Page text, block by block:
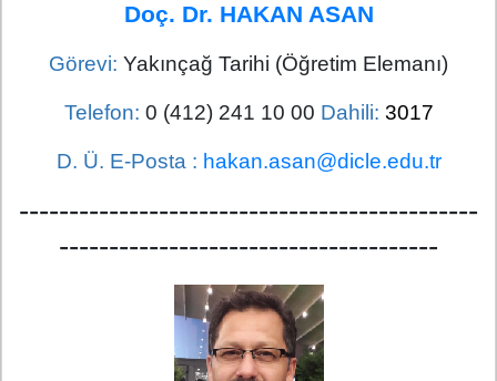
Doç. Dr. HAKAN ASAN
Görevi: Yakınçağ Tarihi (Öğretim Elemanı)
Telefon: 0 (412) 241 10 00 Dahili: 3017
D. Ü. E-Posta : hakan.asan@dicle.edu.tr
----------------------------------------------
--------------------------------------